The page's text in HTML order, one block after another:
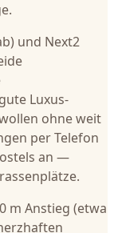
und Next2
Luxus-
ohne weit
per Telefon
an —
m Anstieg (etwa